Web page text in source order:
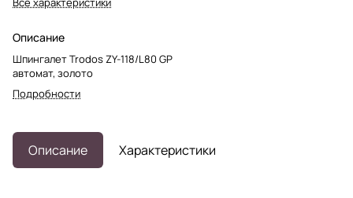
Описание
Шпингалет Trodos ZY-118/L80 GP
автомат, золото
Подробности
Описание Характеристики